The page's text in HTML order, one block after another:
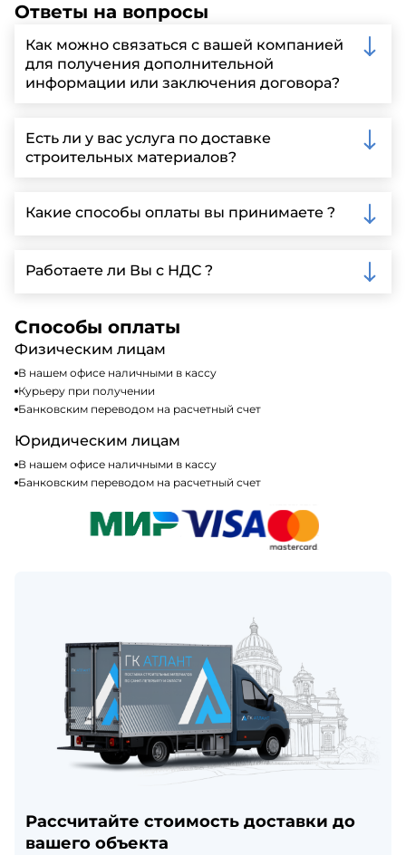
Ответы на вопросы
Как можно связаться с вашей компанией
для получения дополнительной
информации или заключения договора?
запрос через нашу официальную почту или
заполнить форму на нашем сайте для более
детальной информации и организации встречи.
Есть ли у вас услуга по доставке
строительных материалов?
Ленинградской области, у нас собственный
автопарк, для обеспечения быстрой и надежной
Какие способы оплаты вы принимаете ?
включая наличные, банковские переводы,
кредитные карты. Подробную информацию о
Работаете ли Вы с НДС ?
налогообложения, т.е с НДС 20%
Способы оплаты
Физическим лицам
В нашем офисе наличными в кассу
Курьеру при получении
Банковским переводом на расчетный счет
Юридическим лицам
В нашем офисе наличными в кассу
Банковским переводом на расчетный счет
Рассчитайте стоимость доставки до
вашего объекта